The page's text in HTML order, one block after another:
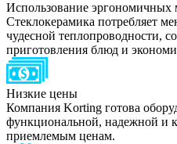
Использование эргономичных
Стеклокерамика потребляет
чудесной теплопроводности,
приготовления блюд и
Низкие цены
Компания Korting готова
функциональной, надежной и
приемлемым ценам.